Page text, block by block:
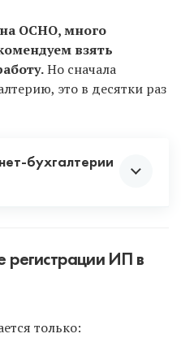
ОСНО, много
взять
Но сначала
это в десятки раз
бухгалтерии
на
регистрации ИП в
только: